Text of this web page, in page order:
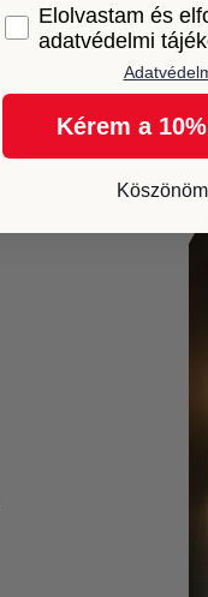
GDPRElolvastam és
adatvédelmi
Kérem a